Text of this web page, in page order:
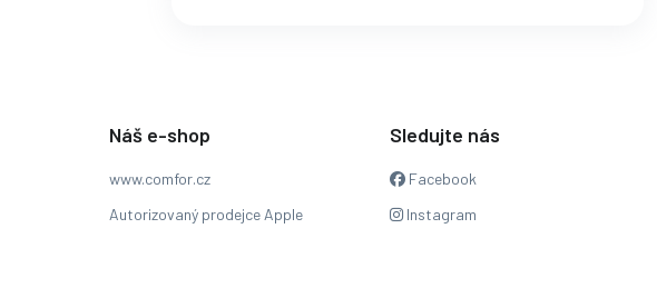
Náš e-shop
www.comfor.cz
Autorizovaný prodejce Apple
Sledujte nás
Facebook
Instagram